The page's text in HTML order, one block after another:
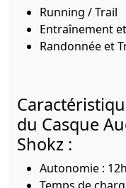
Running / Trail
Entraînement
Randonnée et
du Casque
Shokz :
Autonomie :